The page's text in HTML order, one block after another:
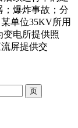
；爆炸事故；分
单位35KV所用
变电所提供照
屏提供交